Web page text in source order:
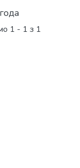
1 - 1 з 1